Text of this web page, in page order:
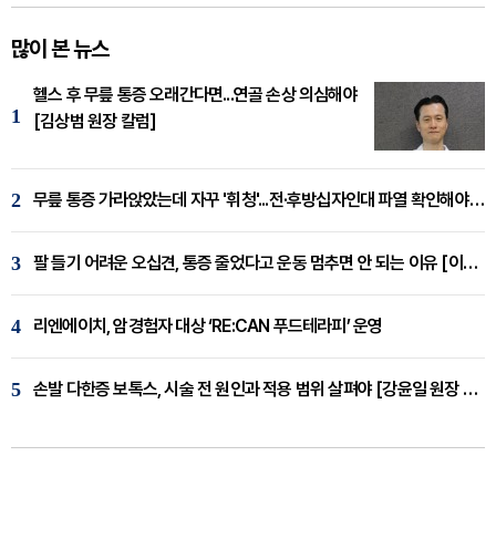
많이 본 뉴스
1
헬스 후 무릎 통증 오래간다면...연골 손상 의심해야
[김상범 원장 칼럼]
2 무릎 통증 가라앉았는데 자꾸 '휘청'...전·후방십자인대 파열 확인해야 [곽우경 원장 칼럼]
3 팔 들기 어려운 오십견, 통증 줄었다고 운동 멈추면 안 되는 이유 [이병욱 원장 칼럼]
4 리엔에이치, 암경험자 대상 ‘RE:CAN 푸드테라피’ 운영
5 손발 다한증 보톡스, 시술 전 원인과 적용 범위 살펴야 [강윤일 원장 칼럼]